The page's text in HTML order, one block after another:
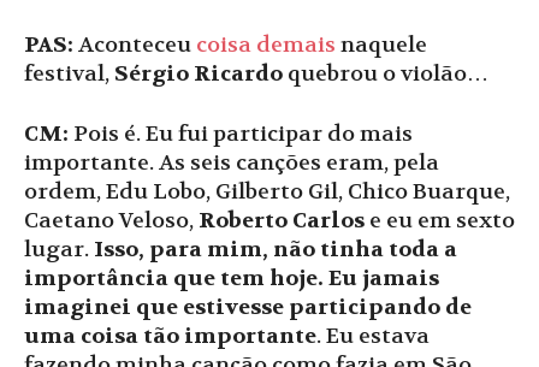
PAS: Aconteceu coisa demais naquele
festival, Sérgio Ricardo quebrou o violão…
CM: Pois é. Eu fui participar do mais
importante. As seis canções eram, pela
ordem, Edu Lobo, Gilberto Gil, Chico Buarque,
Caetano Veloso, Roberto Carlos e eu em sexto
lugar. Isso, para mim, não tinha toda a
importância que tem hoje. Eu jamais
imaginei que estivesse participando de
uma coisa tão importante. Eu estava